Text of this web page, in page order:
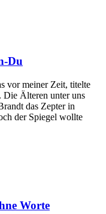
Du
vor meiner Zeit, titelte
Die Älteren unter uns
das Zepter in
der Spiegel wollte
Worte